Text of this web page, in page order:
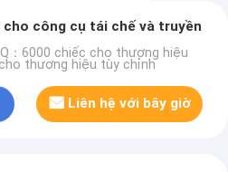
cho công cụ tái chế và truyền
：6000 chiếc cho thương hiệu
thương hiệu tùy chỉnh
Liên hệ với bây giờ